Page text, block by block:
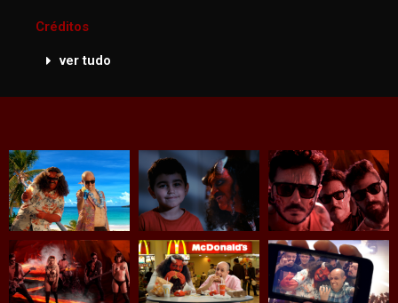
Créditos
ver tudo